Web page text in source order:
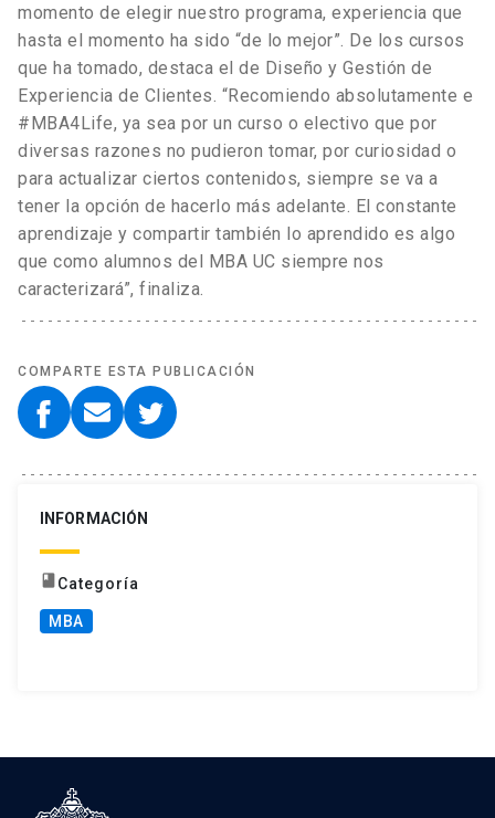
momento de elegir nuestro programa, experiencia que
hasta el momento ha sido “de lo mejor”. De los cursos
que ha tomado, destaca el de Diseño y Gestión de
Experiencia de Clientes. “Recomiendo absolutamente e
#MBA4Life, ya sea por un curso o electivo que por
diversas razones no pudieron tomar, por curiosidad o
para actualizar ciertos contenidos, siempre se va a
tener la opción de hacerlo más adelante. El constante
aprendizaje y compartir también lo aprendido es algo
que como alumnos del MBA UC siempre nos
caracterizará”, finaliza.
COMPARTE ESTA PUBLICACIÓN
INFORMACIÓN
book Categoría
MBA